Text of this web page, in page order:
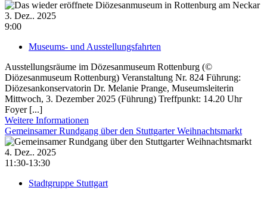
3. Dez.. 2025
9:00
Museums- und Ausstellungsfahrten
Ausstellungsräume im Dözesanmuseum Rottenburg (©
Diözesanmuseum Rottenburg) Veranstaltung Nr. 824 Führung:
Diözesankonservatorin Dr. Melanie Prange, Museumsleiterin
Mittwoch, 3. Dezember 2025 (Führung) Treffpunkt: 14.20 Uhr
Foyer [...]
Weitere Informationen
Gemeinsamer Rundgang über den Stuttgarter Weihnachtsmarkt
4. Dez.. 2025
11:30-13:30
Stadtgruppe Stuttgart